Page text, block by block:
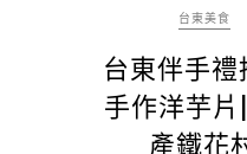
台東美食
台東伴手
手作洋芋
產鐵花